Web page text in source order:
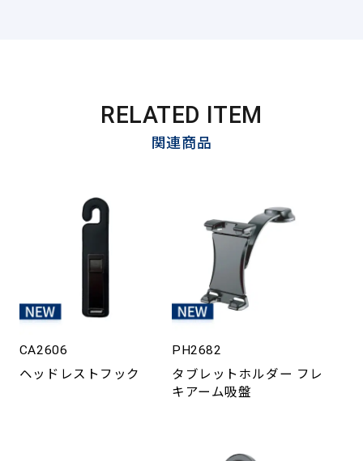
RELATED ITEM
関連商品
CA2606
ヘッドレストフック
PH2682
タブレットホルダー フレ
キアーム吸盤